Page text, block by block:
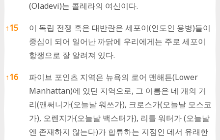
(Oladevi)는 콜레라의 여신이다.
↑15
이 독립 전쟁 혹은 대반란은 세포이(인도인 용병)들이
중심이 되어 일어난 까닭에 우리에게는 주로 세포이
항쟁으로 잘 알려져 있다.
↑16
파이브 포인츠 지역은 뉴욕의 로어 맨해튼(Lower
Manhattan)에 있던 지역으로, 그 이름은 네 개의 거
리(앤써니가(오늘날 워쓰가), 크로스가(오늘날 모스코
가), 오렌지가(오늘날 백스터가), 리틀 워터가 (오늘날
엔 존재하지 않는다)가 합류하는 지점인 데서 유래한